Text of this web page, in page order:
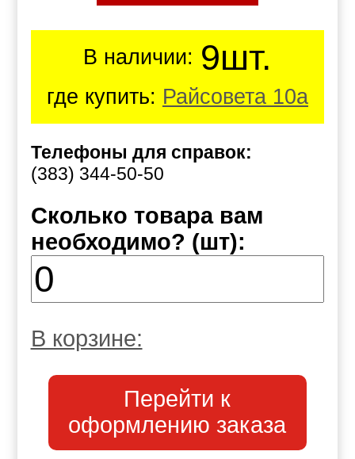
В наличии: 9шт.
где купить: Райсовета 10а
Телефоны для справок:
(383) 344-50-50
Сколько товара вам
необходимо? (шт):
В корзине:
Перейти к
оформлению заказа